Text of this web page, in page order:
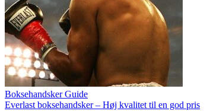
Boksehandsker Guide
Everlast boksehandsker – Høj kvalitet til en god pris